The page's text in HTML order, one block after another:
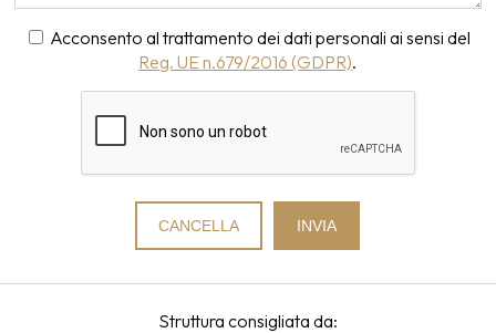
Acconsento al trattamento dei dati personali ai sensi del
Reg. UE n.679/2016 (GDPR).
Struttura consigliata da: